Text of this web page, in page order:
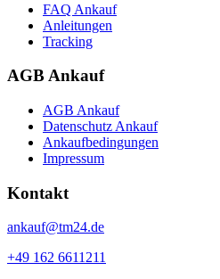
FAQ Ankauf
Anleitungen
Tracking
AGB Ankauf
AGB Ankauf
Datenschutz Ankauf
Ankaufbedingungen
Impressum
Kontakt
ankauf@tm24.de
+49 162 6611211